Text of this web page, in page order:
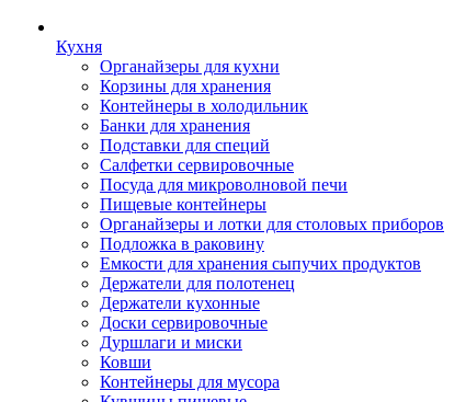
Кухня
Органайзеры для кухни
Корзины для хранения
Контейнеры в холодильник
Банки для хранения
Подставки для специй
Салфетки сервировочные
Посуда для микроволновой печи
Пищевые контейнеры
Органайзеры и лотки для столовых приборов
Подложка в раковину
Емкости для хранения сыпучих продуктов
Держатели для полотенец
Держатели кухонные
Доски сервировочные
Дуршлаги и миски
Ковши
Контейнеры для мусора